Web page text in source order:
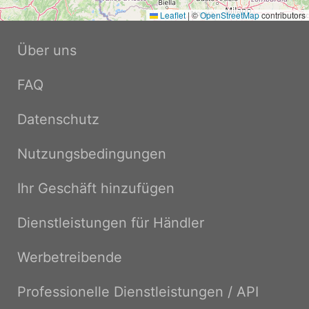
Leaflet |©OpenStreetMapcontributors
Über uns
FAQ
Datenschutz
Nutzungsbedingungen
Ihr Geschäft hinzufügen
Dienstleistungen für Händler
Werbetreibende
Professionelle Dienstleistungen / API